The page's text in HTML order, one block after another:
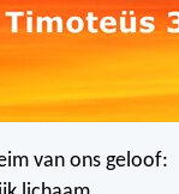
van ons geloof: